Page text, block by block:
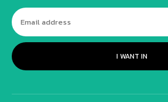
I WANT IN